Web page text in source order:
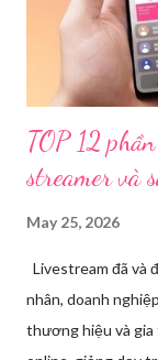
đồi trụy nhằm
L.V.D (sinh ...
TOP 12
streamer và
May 25, 2026
Livestream đã và
nhân, doanh
thương hiệu và